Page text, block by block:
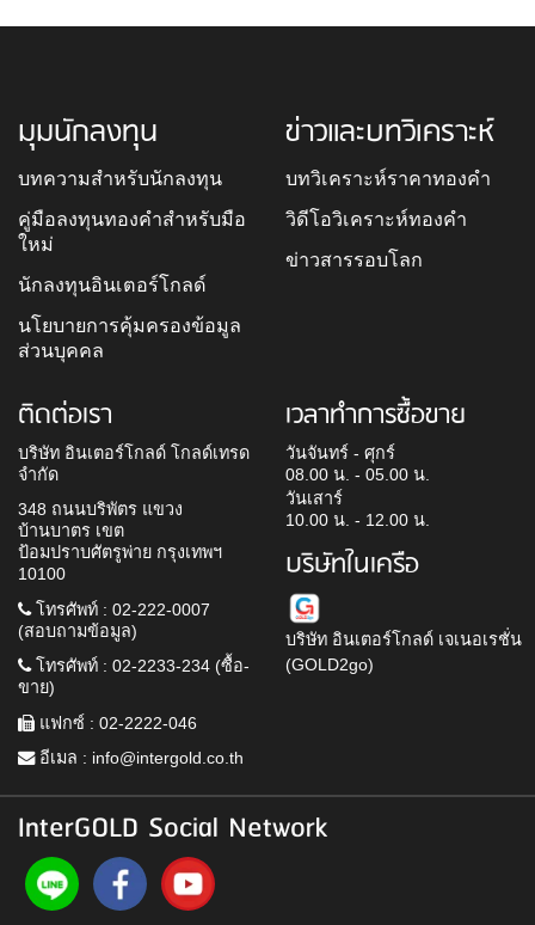
มุมนักลงทุน
บทความสำหรับนักลงทุน
คู่มือลงทุนทองคำสำหรับมือ
ใหม่
นักลงทุนอินเตอร์โกลด์
นโยบายการคุ้มครองข้อมูล
ส่วนบุคคล
ข่าวและบทวิเคราะห์
บทวิเคราะห์ราคาทองคำ
วิดีโอวิเคราะห์ทองคำ
ข่าวสารรอบโลก
ติดต่อเรา
บริษัท อินเตอร์โกลด์ โกลด์เทรด
จำกัด
348 ถนนบริพัตร แขวง
บ้านบาตร เขต
ป้อมปราบศัตรูพ่าย กรุงเทพฯ
10100
โทรศัพท์ : 02-222-0007
(สอบถามข้อมูล)
โทรศัพท์ : 02-2233-234 (ซื้อ-
ขาย)
แฟกซ์ : 02-2222-046
อีเมล : info@intergold.co.th
เวลาทำการซื้อขาย
วันจันทร์ - ศุกร์
08.00 น. - 05.00 น.
วันเสาร์
10.00 น. - 12.00 น.
บริษัทในเครือ
บริษัท อินเตอร์โกลด์ เจเนอเรชั่น
(GOLD2go)
InterGOLD Social Network